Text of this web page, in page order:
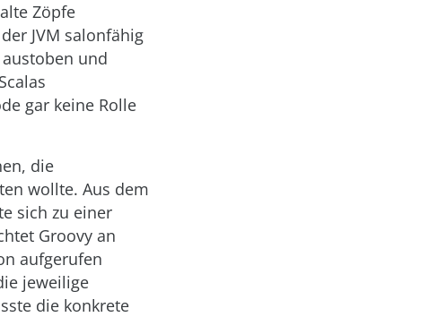
Zöpfe
JVM salonfähig
und
gar keine Rolle
die
wollte. Aus dem
sich zu einer
Groovy an
aufgerufen
jeweilige
die konkrete